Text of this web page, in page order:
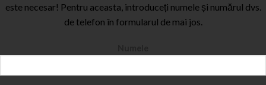
este necesar! Pentru aceasta, introduceți numele și numărul dvs.
de telefon în formularul de mai jos.